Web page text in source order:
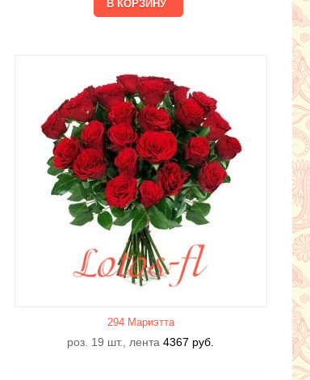
294 Мариэтта
роз. 19 шт., лента 4367 руб.